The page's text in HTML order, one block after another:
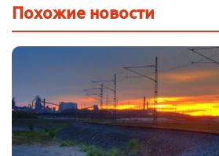
Похожие новости